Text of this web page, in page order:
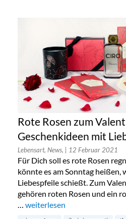
Rote Rosen zum
Geschenkideen mit
Lebensart, News, | 12 Februar 2021
Für Dich soll es rote Rosen
könnte es am Sonntag heißen,
Liebespfeile schießt. Zum
gehören roten Rosen und ein
… „Rote Rosen zum
weiterlesen